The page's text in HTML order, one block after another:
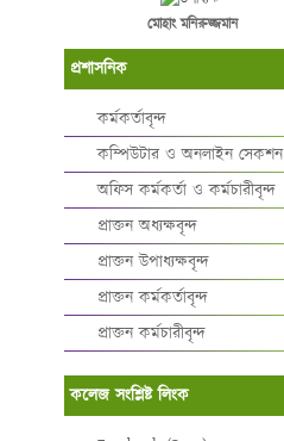
মোহাং মনিরুজ্জমান
প্রশাসনিক
কর্মকর্তাবৃন্দ
কম্পিউটার ও অনলাইন সেকশন
অফিস কর্মকর্তা ও কর্মচারীবৃন্দ
প্রাক্তন অধ্যক্ষবৃন্দ
প্রাক্তন উপাধ্যক্ষবৃন্দ
প্রাক্তন কর্মকর্তাবৃন্দ
প্রাক্তন কর্মচারীবৃন্দ
কলেজ সংশ্লিষ্ট লিংক